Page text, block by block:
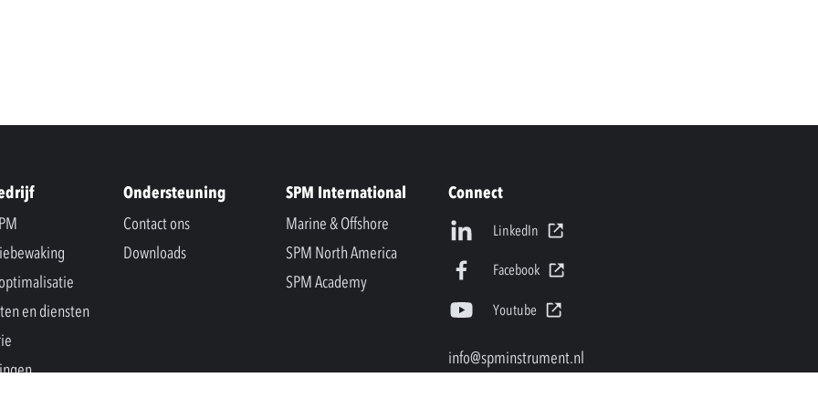
en diensten
Ondersteuning
Contact ons
Downloads
SPM International
Marine & Offshore
SPM North America
SPM Academy
Connect
LinkedIn
Facebook
Youtube
info@spminstrument.nl